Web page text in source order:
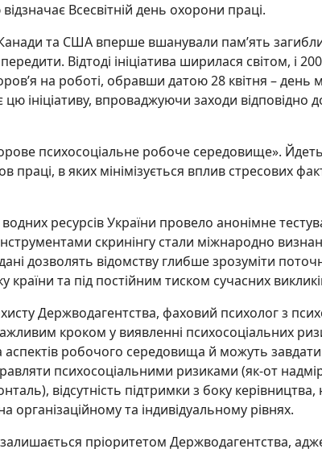
Всесвітній день охорони праці.
та США вперше вшанували пам’ять
Відтоді ініціатива ширилася світом, і
на роботі, обравши датою 28 квітня – день
ініціативу, впроваджуючи заходи відповідно
психосоціальне робоче середовище».
праці, в яких мінімізується вплив стресових
водних ресурсів України провело анонімне
скринінгу стали міжнародно
дозволять відомству глибше зрозуміти
країни та під постійним тиском сучасних
Держводагентства, фаховий психолог з
кроком у виявленні психосоціальних
аспектів робочого середовища й можуть
психосоціальними ризиками (як-от
відсутність підтримки з боку
організаційному та індивідуальному рівнях.
пріоритетом Держводагентства,